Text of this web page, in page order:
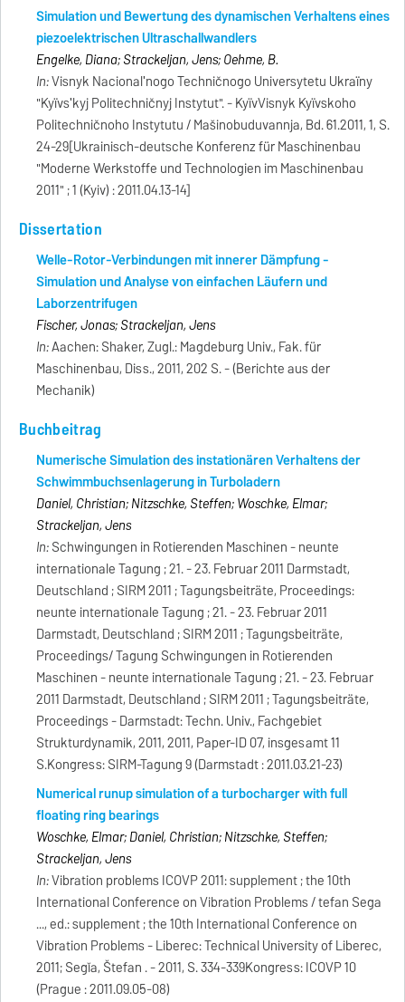
Simulation und Bewertung des dynamischen Verhaltens eines
piezoelektrischen Ultraschallwandlers
Engelke, Diana; Strackeljan, Jens; Oehme, B.
In:Visnyk Nacionalʹnogo Techničnogo Universytetu Ukraïny
"Kyïvsʹkyj Politechničnyj Instytut". - KyïvVisnyk Kyïvskoho
Politechničnoho Instytutu / Mašinobuduvannja, Bd. 61.2011, 1, S.
24-29[Ukrainisch-deutsche Konferenz für Maschinenbau
"Moderne Werkstoffe und Technologien im Maschinenbau
2011" ; 1 (Kyiv) : 2011.04.13-14]
Dissertation
Welle-Rotor-Verbindungen mit innerer Dämpfung -
Simulation und Analyse von einfachen Läufern und
Laborzentrifugen
Fischer, Jonas; Strackeljan, Jens
In:Aachen: Shaker, Zugl.: Magdeburg Univ., Fak. für
Maschinenbau, Diss., 2011, 202 S. - (Berichte aus der
Mechanik)
Buchbeitrag
Numerische Simulation des instationären Verhaltens der
Schwimmbuchsenlagerung in Turboladern
Daniel, Christian; Nitzschke, Steffen; Woschke, Elmar;
Strackeljan, Jens
In:Schwingungen in Rotierenden Maschinen - neunte
internationale Tagung ; 21. - 23. Februar 2011 Darmstadt,
Deutschland ; SIRM 2011 ; Tagungsbeiträte, Proceedings:
neunte internationale Tagung ; 21. - 23. Februar 2011
Darmstadt, Deutschland ; SIRM 2011 ; Tagungsbeiträte,
Proceedings/ Tagung Schwingungen in Rotierenden
Maschinen - neunte internationale Tagung ; 21. - 23. Februar
2011 Darmstadt, Deutschland ; SIRM 2011 ; Tagungsbeiträte,
Proceedings - Darmstadt: Techn. Univ., Fachgebiet
Strukturdynamik, 2011, 2011, Paper-ID 07, insgesamt 11
S.Kongress: SIRM-Tagung 9 (Darmstadt : 2011.03.21-23)
Numerical runup simulation of a turbocharger with full
floating ring bearings
Woschke, Elmar; Daniel, Christian; Nitzschke, Steffen;
Strackeljan, Jens
In:Vibration problems ICOVP 2011: supplement ; the 10th
International Conference on Vibration Problems / tefan Sega
..., ed.: supplement ; the 10th International Conference on
Vibration Problems - Liberec: Technical University of Liberec,
2011; Segǐa, Štefan . - 2011, S. 334-339Kongress: ICOVP 10
(Prague : 2011.09.05-08)